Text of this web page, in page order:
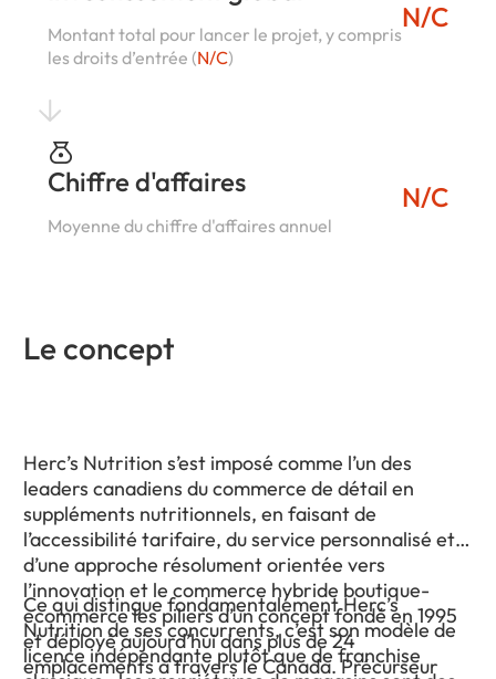
Montant total pour lancer le projet, y compris
les droits d’entrée (N/C)
N/C
Chiffre d'affaires
Moyenne du chiffre d'affaires annuel
N/C
Le concept
Herc’s Nutrition s’est imposé comme l’un des
leaders canadiens du commerce de détail en
suppléments nutritionnels, en faisant de
l’accessibilité tarifaire, du service personnalisé et
d’une approche résolument orientée vers
l’innovation et le commerce hybride boutique-
ecommerce les piliers d’un concept fondé en 1995
et déployé aujourd’hui dans plus de 24
emplacements à travers le Canada. Précurseur
Ce qui distingue fondamentalement Herc’s
Nutrition de ses concurrents, c’est son modèle de
licence indépendante plutôt que de franchise